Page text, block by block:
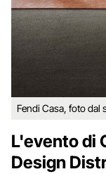
Fendi Casa, foto dal
L'evento di
Design